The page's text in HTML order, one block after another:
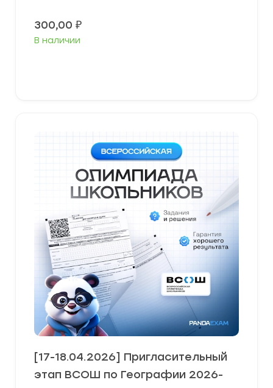
300,00 ₽
В наличии
[17-18.04.2026] Пригласительный
этап ВСОШ по Географии 2026-